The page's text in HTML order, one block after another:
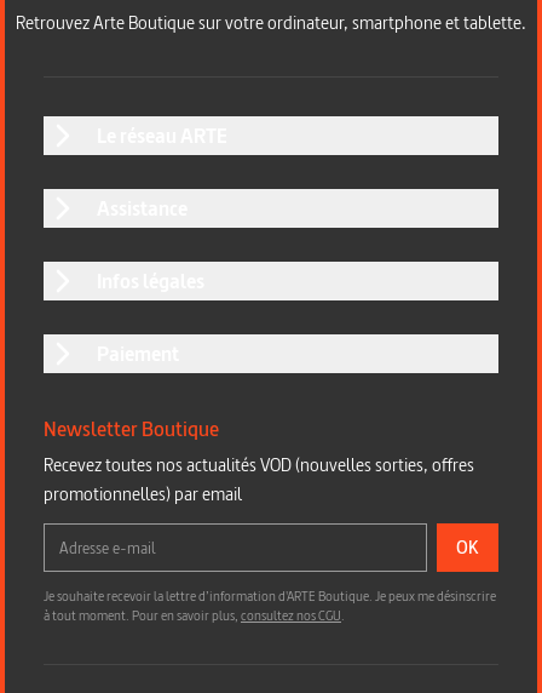
Retrouvez Arte Boutique sur votre ordinateur, smartphone et tablette.
Newsletter Boutique
Recevez toutes nos actualités VOD (nouvelles sorties, offres
promotionnelles) par email
OK
Je souhaite recevoir la lettre d’information d'ARTE Boutique. Je peux me désinscrire
à tout moment. Pour en savoir plus,consultez nos CGU.